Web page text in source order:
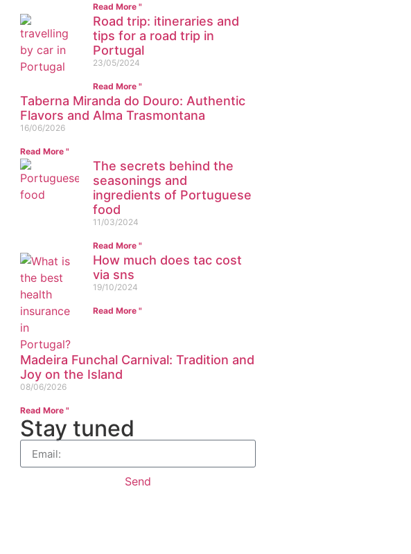
Read More "
Road trip: itineraries and
tips for a road trip in
Portugal
23/05/2024
Read More "
Taberna Miranda do Douro: Authentic
Flavors and Alma Trasmontana
16/06/2026
Read More "
The secrets behind the
seasonings and
ingredients of Portuguese
food
11/03/2024
Read More "
How much does tac cost
via sns
19/10/2024
Read More "
Madeira Funchal Carnival: Tradition and
Joy on the Island
08/06/2026
Read More "
Stay tuned
Send